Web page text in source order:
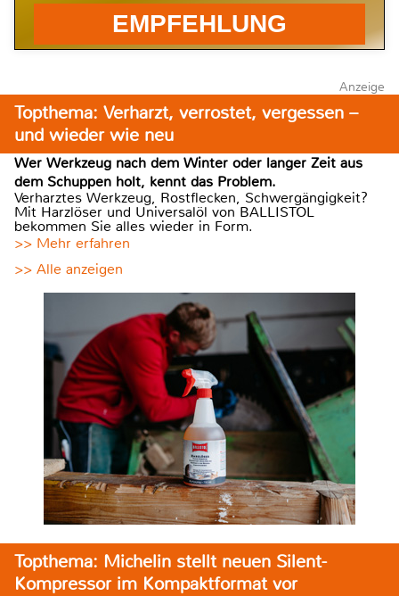
EMPFEHLUNG
Anzeige
Topthema: Verharzt, verrostet, vergessen –
und wieder wie neu
Wer Werkzeug nach dem Winter oder langer Zeit aus
dem Schuppen holt, kennt das Problem.
Verharztes Werkzeug, Rostflecken, Schwergängigkeit?
Mit Harzlöser und Universalöl von BALLISTOL
bekommen Sie alles wieder in Form.
>> Mehr erfahren
>> Alle anzeigen
Topthema: Michelin stellt neuen Silent-
Kompressor im Kompaktformat vor